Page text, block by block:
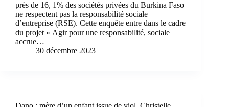
près de 16, 1% des sociétés privées du Burkina Faso
ne respectent pas la responsabilité sociale
d’entreprise (RSE). Cette enquête entre dans le cadre
du projet « Agir pour une responsabilité, sociale
accrue…
30 décembre 2023